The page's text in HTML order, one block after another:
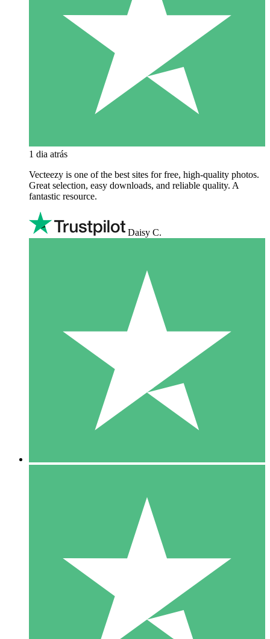
1 dia atrás
Vecteezy is one of the best sites for free, high‑quality photos.
Great selection, easy downloads, and reliable quality. A
fantastic resource.
Daisy C.